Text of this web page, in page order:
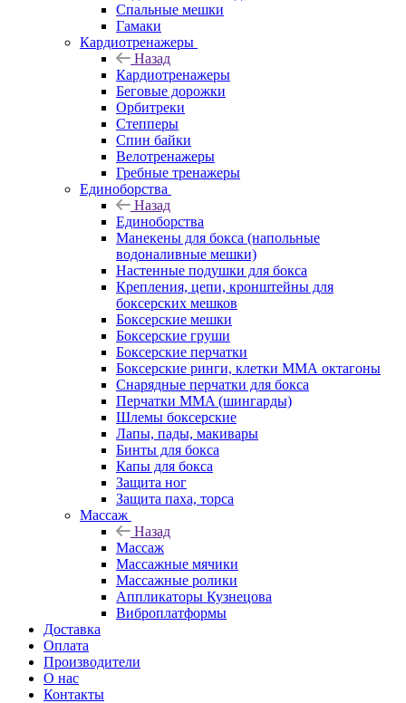
Спальные мешки
Гамаки
Кардиотренажеры
Назад
Кардиотренажеры
Беговые дорожки
Орбитреки
Степперы
Спин байки
Велотренажеры
Гребные тренажеры
Единоборства
Назад
Единоборства
Манекены для бокса (напольные
водоналивные мешки)
Настенные подушки для бокса
Крепления, цепи, кронштейны для
боксерских мешков
Боксерские мешки
Боксерские груши
Боксерские перчатки
Боксерские ринги, клетки ММА октагоны
Снарядные перчатки для бокса
Перчатки MMA (шингарды)
Шлемы боксерские
Лапы, пады, макивары
Бинты для бокса
Капы для бокса
Защита ног
Защита паха, торса
Массаж
Назад
Массаж
Массажные мячики
Массажные ролики
Аппликаторы Кузнецова
Виброплатформы
Доставка
Оплата
Производители
О нас
Контакты